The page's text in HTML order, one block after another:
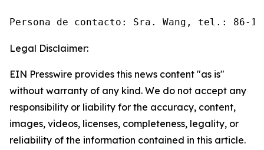
Persona de contacto: Sra. Wang, tel.: 86-10-
Legal Disclaimer:
EIN Presswire provides this news content "as is"
without warranty of any kind. We do not accept any
responsibility or liability for the accuracy, content,
images, videos, licenses, completeness, legality, or
reliability of the information contained in this article.